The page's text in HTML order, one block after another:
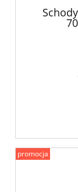
promocja